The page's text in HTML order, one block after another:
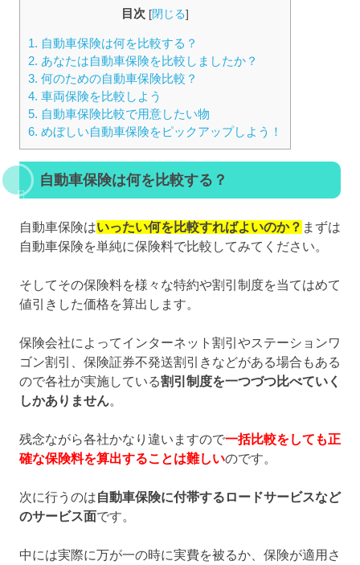
目次 [閉じる]
1. 自動車保険は何を比較する？
2. あなたは自動車保険を比較しましたか？
3. 何のための自動車保険比較？
4. 車両保険を比較しよう
5. 自動車保険比較で用意したい物
6. めぼしい自動車保険をピックアップしよう！
自動車保険は何を比較する？
自動車保険はいったい何を比較すればよいのか？ まずは
自動車保険を単純に保険料で比較してみてください。
そしてその保険料を様々な特約や割引制度を当てはめて
値引きした価格を算出します。
保険会社によってインターネット割引やステーションワ
ゴン割引、保険証券不発送割引きなどがある場合もある
ので各社が実施している割引制度を一つづつ比べていく
しかありません。
残念ながら各社かなり違いますので一括比較をしても正
確な保険料を算出することは難しいのです。
次に行うのは自動車保険に付帯するロードサービスなど
のサービス面です。
中には実際に万が一の時に実費を被るか、保険が適用さ